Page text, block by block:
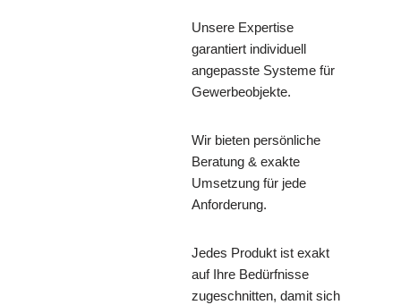
Unsere Expertise
garantiert individuell
angepasste Systeme für
Gewerbeobjekte.
Wir bieten persönliche
Beratung & exakte
Umsetzung für jede
Anforderung.
Jedes Produkt ist exakt
auf Ihre Bedürfnisse
zugeschnitten, damit sich